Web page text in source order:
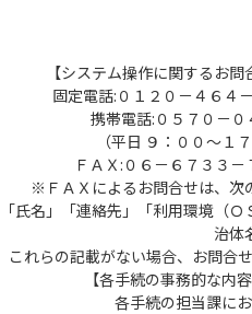
【システム操作に関するお
固定電話:０１２０－４６４
携帯電話:０５７０－０
（平日 ９：００～１７
ＦＡＸ:０６－６７３３－
※ＦＡＸによるお問合せは、次
「氏名」「連絡先」「利用環境（
治体
これらの記載がない場合、お問合
【各手続の事務的な内
各手続の担当課に